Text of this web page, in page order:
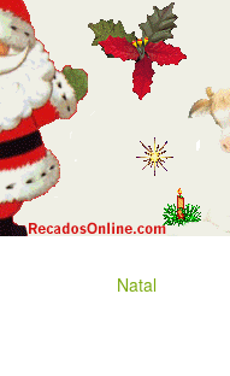
Natal